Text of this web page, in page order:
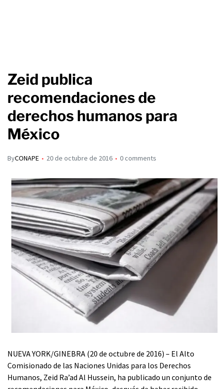
Zeid publica
recomendaciones de
derechos humanos para
México
ByCONAPE 20 de octubre de 2016 0 comments
NUEVA YORK/GINEBRA (20 de octubre de 2016) – El Alto
Comisionado de las Naciones Unidas para los Derechos
Humanos, Zeid Ra’ad Al Hussein, ha publicado un conjunto de